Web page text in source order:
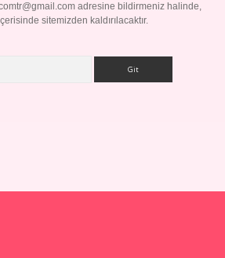
adresine bildirmeniz halinde,
sitemizden kaldırılacaktır.